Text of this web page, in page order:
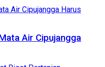
Air Cipujangga